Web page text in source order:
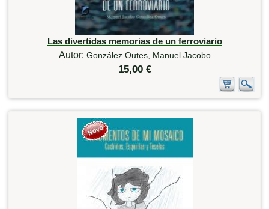
Las divertidas memorias de un ferroviario
Autor: González Outes, Manuel Jacobo
15,00 €